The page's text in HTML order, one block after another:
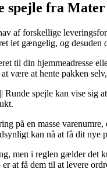
spejle fra Mater
af forskellige
let gængelig, og
til din hjemmeadresse
være at hente pakken
spejle kan vise
på en masse
kan nå at få dit nye
men i reglen gælder det
at få dem til at levere